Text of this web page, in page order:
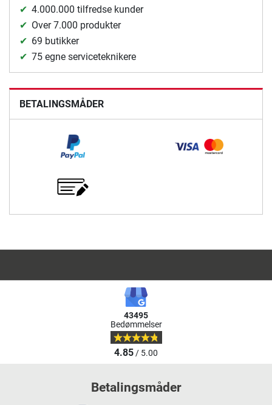
4.000.000 tilfredse kunder
Over 7.000 produkter
69 butikker
75 egne serviceteknikere
BETALINGSMÅDER
43495
Bedømmelser
4.85/ 5.00
Betalingsmåder